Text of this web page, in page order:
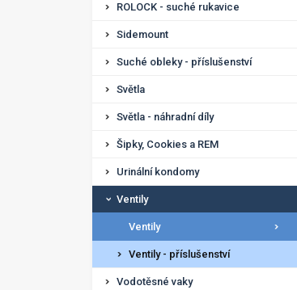
ROLOCK - suché rukavice
Sidemount
Suché obleky - příslušenství
Světla
Světla - náhradní díly
Šipky, Cookies a REM
Urinální kondomy
Ventily
Ventily
Ventily - příslušenství
Vodotěsné vaky